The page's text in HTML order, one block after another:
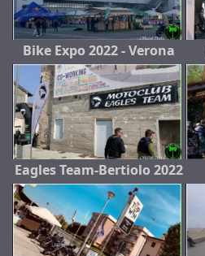
Bike Expo 2022 - Verona
Eagles Team-Bertiolo 2022